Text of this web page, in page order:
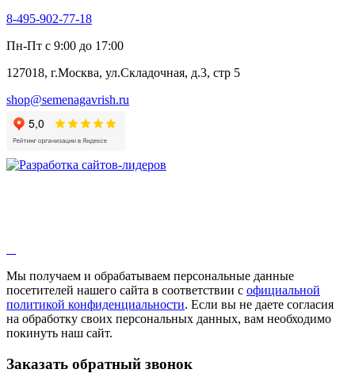
8-495-902-77-18
Пн-Пт с 9:00 до 17:00
127018, г.Москва, ул.Складочная, д.3, стр 5
shop@semenagavrish.ru
Мы получаем и обрабатываем персональные данные
посетителей нашего сайта в соответствии с официальной
политикой конфиденциальности. Если вы не даете согласия
на обработку своих персональных данных, вам необходимо
покинуть наш сайт.
Заказать обратный звонок